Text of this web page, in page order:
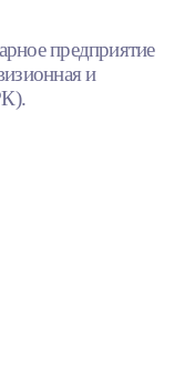
предприятие
и